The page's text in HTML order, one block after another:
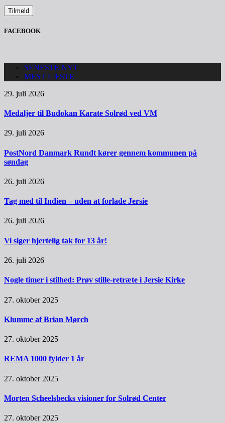
FACEBOOK
SENESTE NYT
MEST LÆSTE
29. juli 2026
Medaljer til Budokan Karate Solrød ved VM
29. juli 2026
PostNord Danmark Rundt kører gennem kommunen på
søndag
26. juli 2026
Tag med til Indien – uden at forlade Jersie
26. juli 2026
Vi siger hjertelig tak for 13 år!
26. juli 2026
Nogle timer i stilhed: Prøv stille-retræte i Jersie Kirke
27. oktober 2025
Klumme af Brian Mørch
27. oktober 2025
REMA 1000 fylder 1 år
27. oktober 2025
Morten Scheelsbecks visioner for Solrød Center
27. oktober 2025